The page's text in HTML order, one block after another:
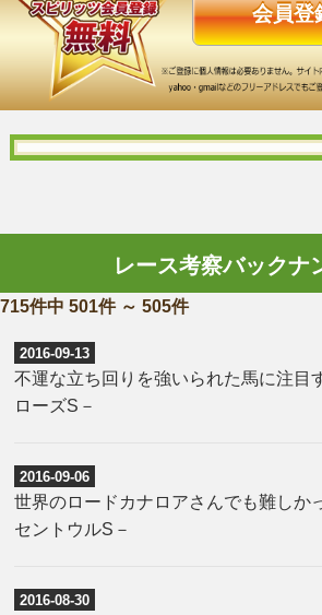
会員登
レース考察バックナ
715件中 501件 ～ 505件
2016-09-13
不運な立ち回りを強いられた馬に注目
ローズS－
2016-09-06
世界のロードカナロアさんでも難しか
セントウルS－
2016-08-30